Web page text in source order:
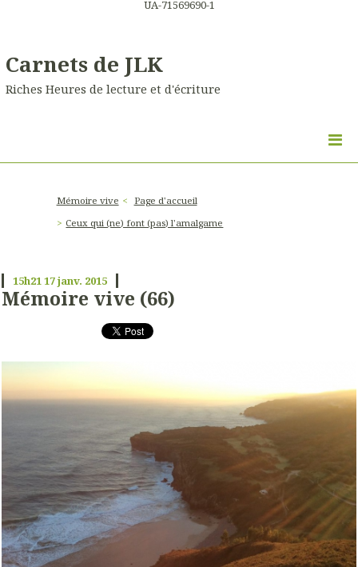
UA-71569690-1
Carnets de JLK
Riches Heures de lecture et d'écriture
Mémoire vive
Page d'accueil
Ceux qui (ne) font (pas) l'amalgame
15h2117janv. 2015
Mémoire vive (66)